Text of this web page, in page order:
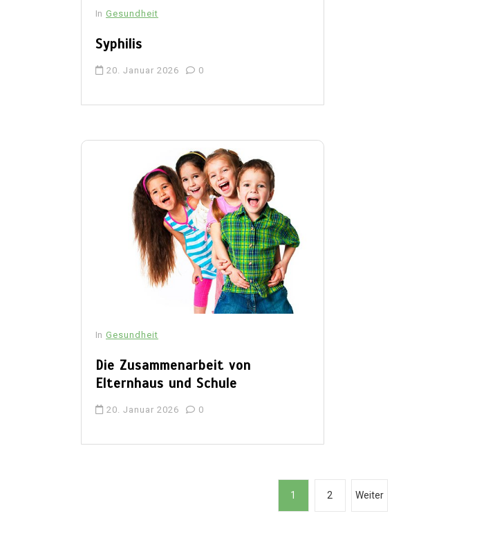
In Gesundheit
Syphilis
20. Januar 2026 0
In Gesundheit
Die Zusammenarbeit von
Elternhaus und Schule
20. Januar 2026 0
1 2 Weiter